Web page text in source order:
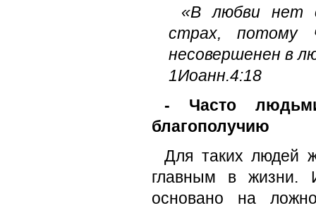
«В любви нет
страх, потому
несовершенен в
1Иоанн.4:18
- Часто
благополучию
Для таких людей
главным в жизни.
основано на